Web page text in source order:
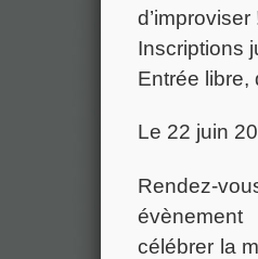
d’improviser
Inscriptions
Entrée libre,
Le 22 juin
Rendez-
célébrer la